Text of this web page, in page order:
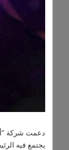
دعمت شركة
يجتمع فيه